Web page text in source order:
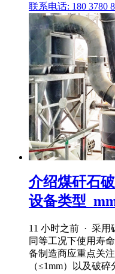
联系电话: 180 3780
介绍煤矸石
设备类型
11 小时之前 · 采用
同等工况下使用寿
备制造商应重点关
（≤1mm）以及破碎